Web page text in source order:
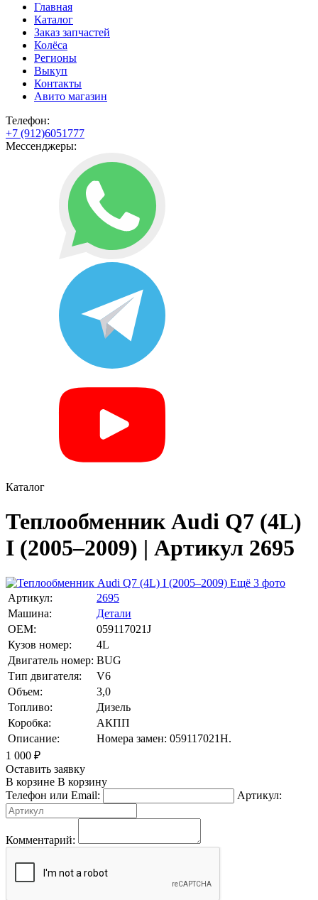
Главная
Каталог
Заказ запчастей
Колёса
Регионы
Выкуп
Контакты
Авито магазин
Телефон:
+7 (912)6051777
Мессенджеры:
Каталог
Теплообменник Audi Q7 (4L)
I (2005–2009) | Артикул 2695
Ещё 3 фото
Артикул:
2695
Машина:
Детали
OEM:
059117021J
Кузов номер:
4L
Двигатель номер: BUG
Тип двигателя:
V6
Объем:
3,0
Топливо:
Дизель
Коробка:
АКПП
Описание:
Номера замен: 059117021H.
1 000 ₽
Оставить заявку
В корзине В корзину
Телефон или Email:
Артикул:
Комментарий: